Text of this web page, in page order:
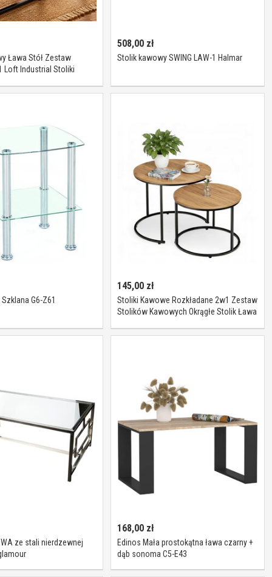
Ława Stół Zestaw
Loft Industrial Stoliki
508,00 zł
Stolik kawowy SWING LAW-1 Halmar
G6-Z61
145,00 zł
Stoliki Kawowe Rozkładane 2w1 Zestaw
Stolików Kawowych Okrągłe Stolik Ława
ze stali nierdzewnej
168,00 zł
Edinos Mała prostokątna ława czarny +
dąb sonoma C5-E43